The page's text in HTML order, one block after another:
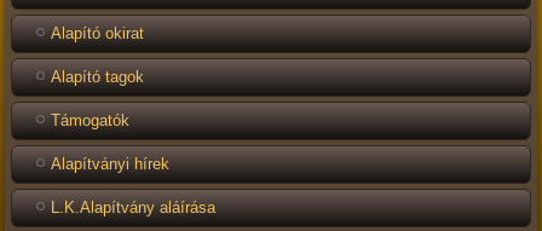
Alapító okirat
Alapító tagok
Támogatók
Alapítványi hírek
L.K.Alapítvány aláírása